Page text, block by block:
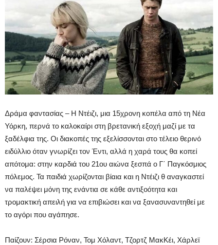
Δράμα φαντασίας – Η Ντέιζι, μια 15χρονη κοπέλα από τη Νέα
Υόρκη, περνά το καλοκαίρι στη βρετανική εξοχή μαζί με τα
ξαδέλφια της. Οι διακοπές της εξελίσσονται στο τέλειο θερινό
ειδύλλιο όταν γνωρίζει τον Έντι, αλλά η χαρά τους θα κοπεί
απότομα: στην καρδιά του 21ου αιώνα ξεσπά ο Γ΄ Παγκόσμιος
πόλεμος. Τα παιδιά χωρίζονται βίαια και η Ντέιζι θ αναγκαστεί
να παλέψει μόνη της ενάντια σε κάθε αντιξοότητα και
τρομακτική απειλή για να επιβιώσει και να ξανασυναντηθεί με
το αγόρι που αγάπησε.
Παίζουν: Σέρσια Ρόναν, Τομ Χόλαντ, Τζορτζ ΜακΚέι, Χάρλεϊ